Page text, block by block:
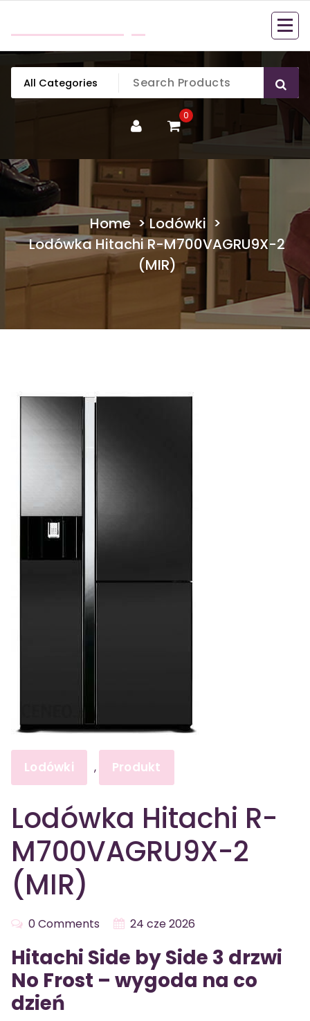
content
0
Home>Lodówki >
Lodówka Hitachi R-M700VAGRU9X-2
(MIR)
Lodówki , Produkt
Lodówka Hitachi R-
M700VAGRU9X-2
(MIR)
0 Comments 24 cze 2026
Hitachi Side by Side 3 drzwi
No Frost – wygoda na co
dzień